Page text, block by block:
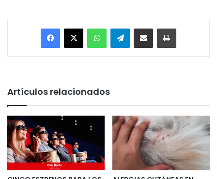
Facebook
X WhatsAppTelegramEnviar vía email Imprimir
Artículos relacionados